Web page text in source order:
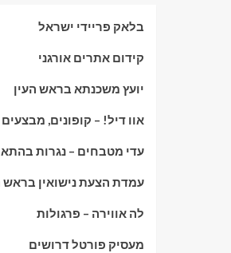
בלאק פריידי ישראל
קידום אתרים אורגני
יועץ משכנתא בראש העין
אוו דיל! – קופונים,
עדי מטבחים – נגרות
עמדת הצעת נישואין בראש
לה אווירה – פרגולות
מעסיק פורטל דרושים